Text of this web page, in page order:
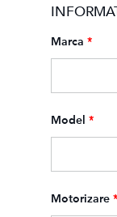
Marca *
Model *
Motorizare *